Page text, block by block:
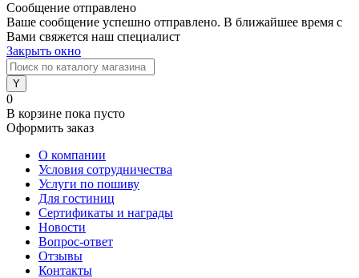
Сообщение отправлено
Ваше сообщение успешно отправлено. В ближайшее время с
Вами свяжется наш специалист
Закрыть окно
0
В корзине пока пусто
Оформить заказ
О компании
Условия сотрудничества
Услуги по пошиву
Для гостиниц
Сертификаты и награды
Новости
Вопрос-ответ
Отзывы
Контакты